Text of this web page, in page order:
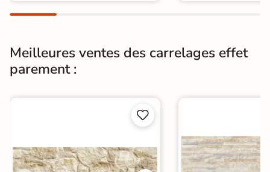
Meilleures ventes des carrelages effet
parement :

